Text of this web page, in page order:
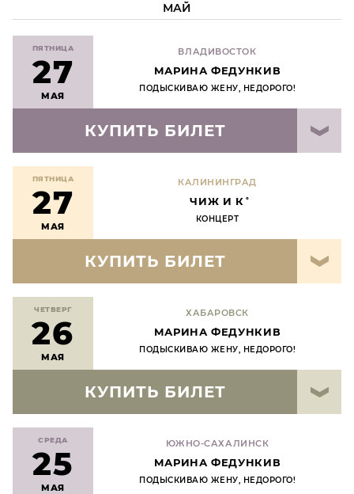
МАЙ
ПЯТНИЦА
27
МАЯ
ВЛАДИВОСТОК
МАРИНА ФЕДУНКИВ
ПОДЫСКИВАЮ ЖЕНУ, НЕДОРОГО!
КУПИТЬ БИЛЕТ
ПЯТНИЦА
27
МАЯ
КАЛИНИНГРАД
ЧИЖ И К˚
КОНЦЕРТ
КУПИТЬ БИЛЕТ
ЧЕТВЕРГ
26
МАЯ
ХАБАРОВСК
МАРИНА ФЕДУНКИВ
ПОДЫСКИВАЮ ЖЕНУ, НЕДОРОГО!
КУПИТЬ БИЛЕТ
СРЕДА
25
МАЯ
ЮЖНО-САХАЛИНСК
МАРИНА ФЕДУНКИВ
ПОДЫСКИВАЮ ЖЕНУ, НЕДОРОГО!